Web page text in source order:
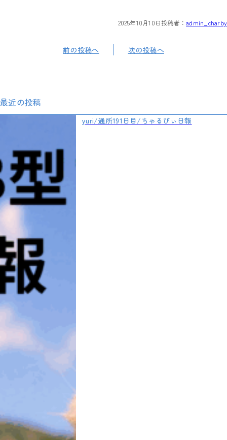
2025年10月10日投稿者：admin_charby
前の投稿へ 次の投稿へ
最近の投稿
yuri/通所191日目/ちゃるびぃ日報